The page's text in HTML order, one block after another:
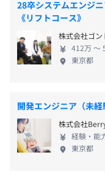
■メディア
BtoC向けのエンタ
ス設計・構築
AWS上にストリーミ
■メーカ向けBIシス
KPI、コストを管理
をAWS上に構築
■地方自治体向けAI
年2回（1月、7月）
社会保険完備（健康
保険）
28卒システムエンジ
《リフトコース》
株式会社ゴン
412万 〜
東京都
開発エンジニア（未経
株式会社
経験・能
東京都